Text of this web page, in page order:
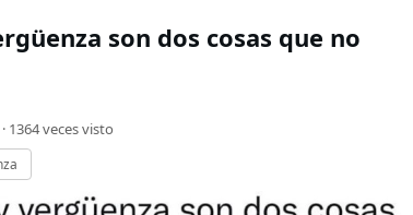
son dos cosas que no
1364veces visto